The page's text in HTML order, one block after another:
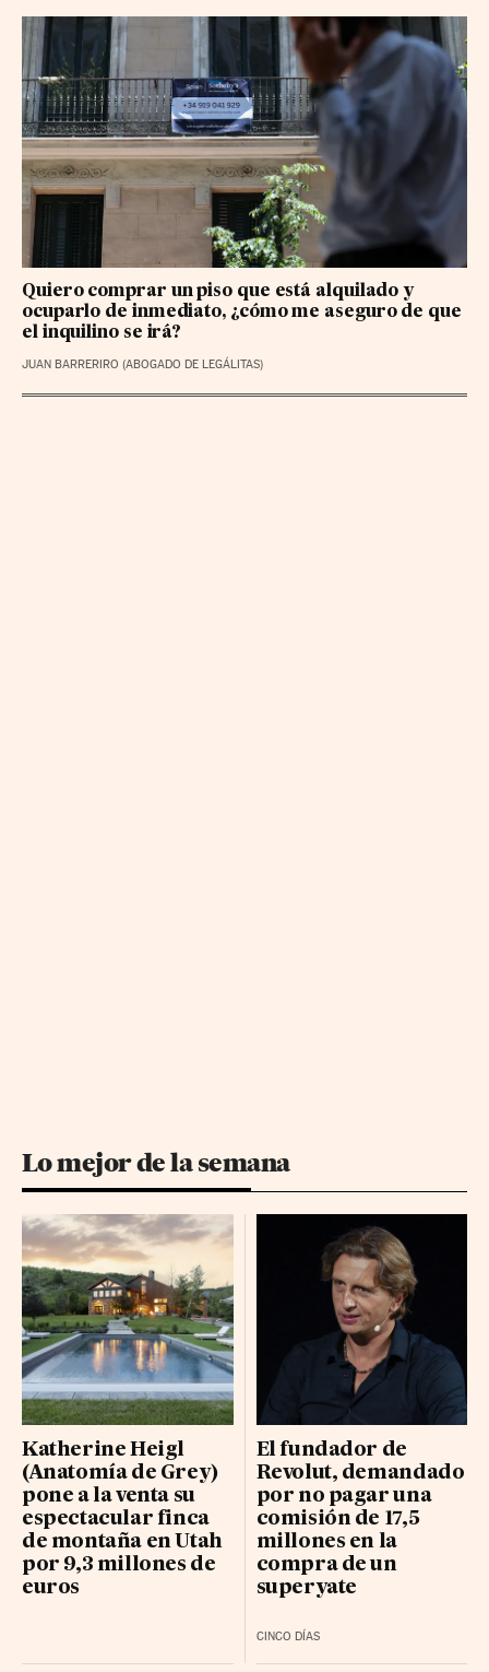
Quiero comprar un piso que está alquilado y
ocuparlo de inmediato, ¿cómo me aseguro de que
el inquilino se irá?
JUAN BARRERIRO (ABOGADO DE LEGÁLITAS)
Lo mejor de la semana
Katherine Heigl
(Anatomía de Grey)
pone a la venta su
espectacular finca
de montaña en Utah
por 9,3 millones de
euros
El fundador de
Revolut, demandado
por no pagar una
comisión de 17,5
millones en la
compra de un
superyate
CINCO DÍAS